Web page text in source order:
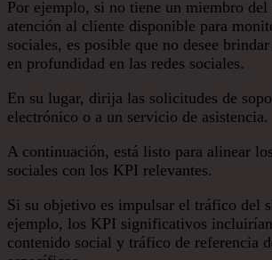
Por ejemplo, si no tiene un miembro del
atención al cliente disponible para
sociales, es posible que no desee
en profundidad en las redes sociales.
En su lugar, dirija las solicitudes de
electrónico o a un servicio de asistencia.
A continuación, está listo para alinear
sociales con los KPI relevantes.
Si su objetivo es impulsar el tráfico del
ejemplo, los KPI significativos incluirían
contenido social y tráfico de referencia